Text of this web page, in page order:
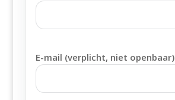
E-mail (verplicht, niet openbaar)